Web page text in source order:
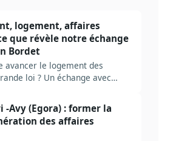
logement, affaires
que révèle notre échange
Bordet
avancer le logement des
loi ? Un échange avec
-Avy (Egora) : former la
des affaires